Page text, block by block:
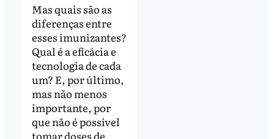
Mas quais são as
diferenças entre
esses imunizantes?
Qual é a eficácia e
tecnologia de cada
um? E, por último,
mas não menos
importante, por
que não é possível
tomar doses de